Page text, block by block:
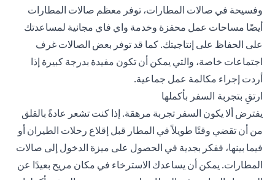
وفسيحة في صالات المطارات، توفر معظم صالات المطارات
أيضًا مساحات عمل محفزة وخدمة واي فاي مجانية لمساعدتك
على الحفاظ على إنتاجيتك. كما قد توفر بعض الصالات غرف
اجتماعات خاصة، والتي يمكن أن تكون مفيدة بدرجة كبيرة إذا
أردت إجراء مكالمة عمل جماعية.
ارتقِ بتجربة السفر بأكملها
يفترض ألا يكون السفر تجربة مرهقة. إذا كنت تشعر عادةً بالقلق
من أن تقضي وقتًا طويلاً في المطار قبل إقلاع رحلات الطيران أو
فيما بينها، ففكر بجدية في الحصول على ميزة الدخول إلى صالات
المطارات. يمكن أن يساعدك الاسترخاء في مكان مريح بعيدًا عن